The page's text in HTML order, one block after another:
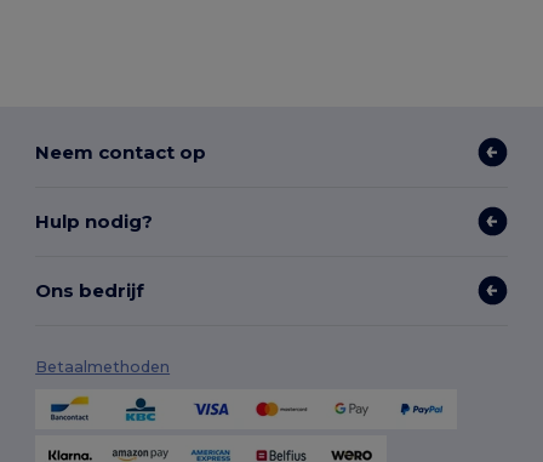
Neem contact op
Hulp nodig?
Ons bedrijf
Betaalmethoden